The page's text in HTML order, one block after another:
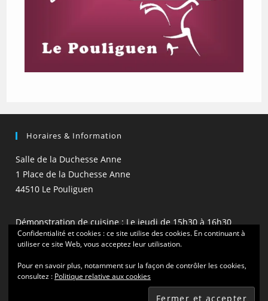
Horaires & Information
Salle de la Duchesse Anne
1 Place de la Duchesse Anne
44510 Le Pouliguen
Démonstration de cuisine : Le jeudi de 15h30 à 16h30
(hors vacances scolaires)
Confidentialité et cookies : ce site utilise des cookies. En continuant à
utiliser ce site Web, vous acceptez leur utilisation.
Pour en savoir plus, notamment sur la façon de contrôler les cookies,
consultez : Politique relative aux cookies